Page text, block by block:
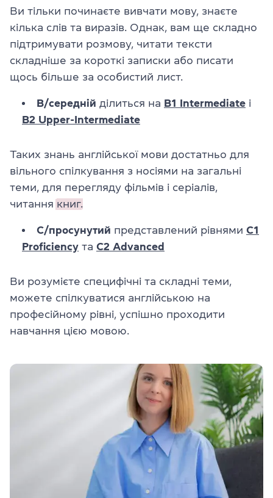
Ви тільки починаєте вивчати мову, знаєте
кілька слів та виразів. Однак, вам ще складно
підтримувати розмову, читати тексти
складніше за короткі записки або писати
щось більше за особистий лист.
B/середній ділиться на B1 Intermediate і
B2 Upper-Intermediate
Таких знань англійської мови достатньо для
вільного спілкування з носіями на загальні
теми, для перегляду фільмів і серіалів,
читання книг.
C/просунутий представлений рівнями C1
Proficiency та C2 Advanced
Ви розумієте специфічні та складні теми,
можете спілкуватися англійською на
професійному рівні, успішно проходити
навчання цією мовою.